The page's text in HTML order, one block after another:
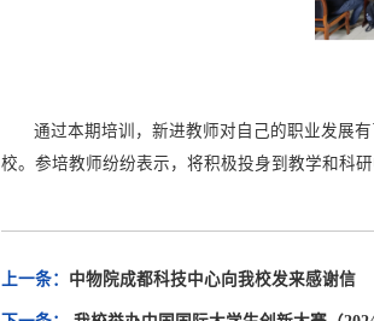
通过本期培训，新进教师对自己的职业发展
校。参培教师纷纷表示，将积极投身到教学和科
上一条： 中物院成都科技中心向我校发来感谢信